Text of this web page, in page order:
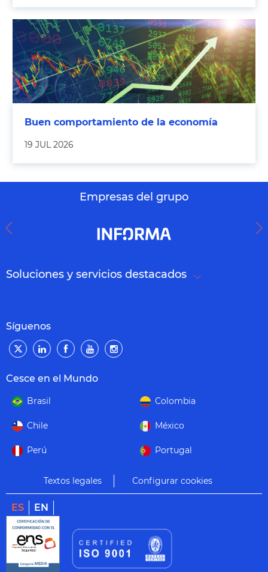
Buen comportamiento de la economía
19 JUL 2026
Empresas del grupo
Soluciones y servicios destacados
Síguenos
Cesce en el Mundo
Brasil Colombia
Chile México
Perú Portugal
Textos legales Configurar cookies
ES EN